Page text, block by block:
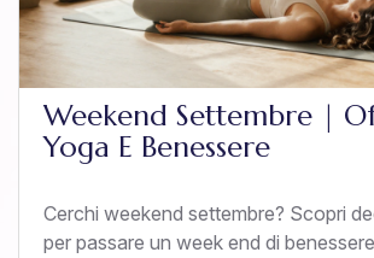
Weekend Settembre |
Yoga E Benessere
Cerchi weekend settembre? Scopri
per passare un week end di